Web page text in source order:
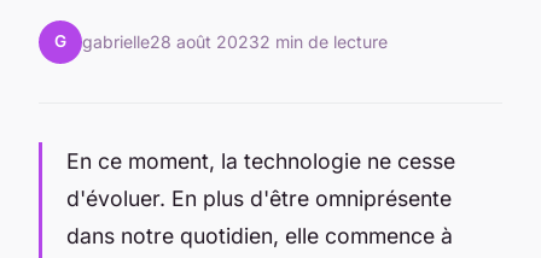
G gabrielle28 août 20232 min de lecture
En ce moment, la technologie ne cesse
d'évoluer. En plus d'être omniprésente
dans notre quotidien, elle commence à